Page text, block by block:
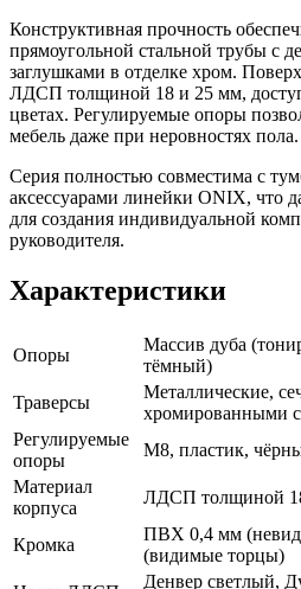
Конструктивная прочность
прямоугольной стальной трубы с
заглушками в отделке хром.
ЛДСП толщиной 18 и 25 мм,
цветах. Регулируемые опоры
мебель даже при неровностях пола.
Серия полностью совместима с
аксессуарами линейки ONIX, что
для создания индивидуальной
руководителя.
Характеристики
Опоры
Массив дуба
тёмный)
Траверсы
Металлические,
хромированными
Регулируемые
опоры
М8, пластик,
Материал
корпуса
ЛДСП толщиной
Кромка
ПВХ 0,4 мм
(видимые торцы)
Денвер светлый,